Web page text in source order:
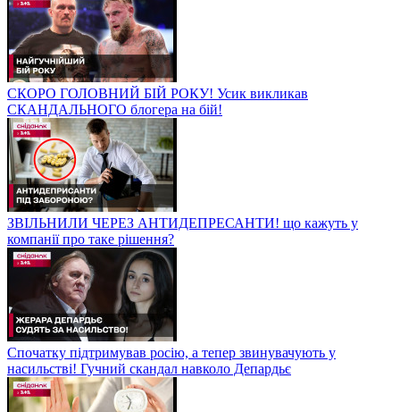
СКОРО ГОЛОВНИЙ БІЙ РОКУ! Усик викликав
СКАНДАЛЬНОГО блогера на бій!
ЗВІЛЬНИЛИ ЧЕРЕЗ АНТИДЕПРЕСАНТИ! що кажуть у
компанії про таке рішення?
Спочатку підтримував росію, а тепер звинувачують у
насильстві! Гучний скандал навколо Депардьє